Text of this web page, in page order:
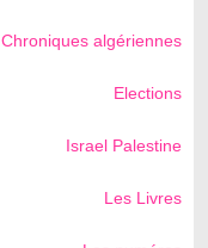
Chroniques algériennes
Elections
Israel Palestine
Les Livres